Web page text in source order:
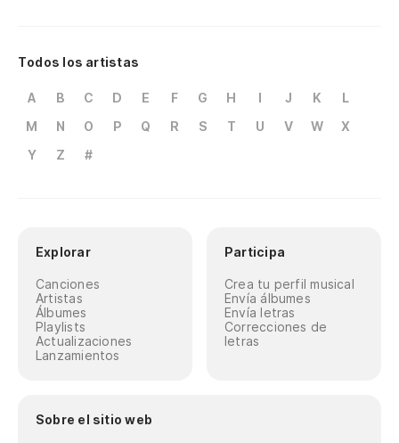
Todos los artistas
A B C D E F G H I J K
L
M
N O P Q R S T U V W
X
Y
Z #
Explorar
Canciones
Artistas
Álbumes
Playlists
Actualizaciones
Lanzamientos
Participa
Crea tu perfil musical
Envía álbumes
Envía letras
Correcciones de
letras
Sobre el sitio web